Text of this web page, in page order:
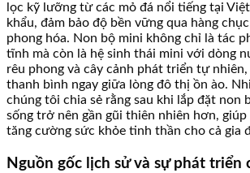
lọc kỹ lưỡng từ các mỏ đá nổi tiếng tại
khẩu, đảm bảo độ bền vững qua hàng
phong hóa. Non bộ mini không chỉ là tác
tĩnh mà còn là hệ sinh thái mini với dòng
rêu phong và cây cảnh phát triển tự nhiên,
thanh bình ngay giữa lòng đô thị ồn ào.
chúng tôi chia sẻ rằng sau khi lắp đặt non
sống trở nên gần gũi thiên nhiên hơn, giúp
tăng cường sức khỏe tinh thần cho cả gia
Nguồn gốc lịch sử và sự phát triển